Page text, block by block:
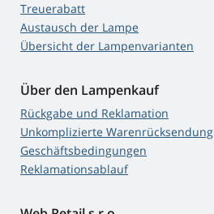
Treuerabatt
Austausch der Lampe
Übersicht der Lampenvarianten
Über den Lampenkauf
Rückgabe und Reklamation
Unkomplizierte Warenrücksendung
Geschäftsbedingungen
Reklamationsablauf